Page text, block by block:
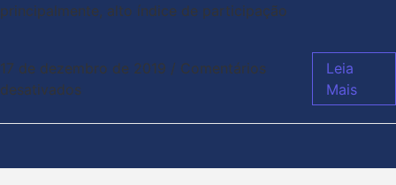
principalmente, alto índice de participação
17 de dezembro de 2019 / Comentários
desativados
Leia
Mais